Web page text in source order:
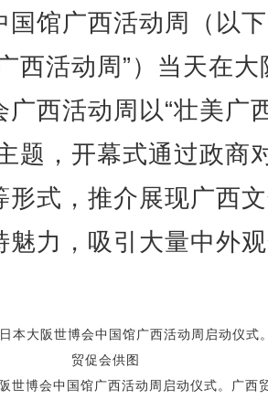
国馆广西活动周（以
西活动周”）当天在大
广西活动周以“壮美广
题，开幕式通过政商
形式，推介展现广西
魅力，吸引大量中外
世博会中国馆广西活动周启动仪式。广西